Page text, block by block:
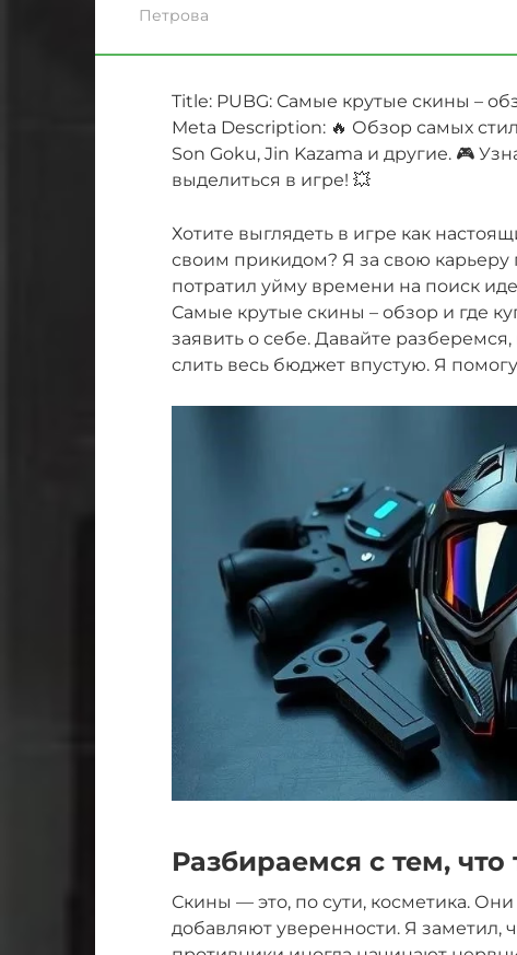
Петрова
Title: PUBG: Самые крутые скины –
Meta Description: 🔥 Обзор самых
Son Goku, Jin Kazama и другие. 🎮
выделиться в игре! 💥
Хотите выглядеть в игре как
своим прикидом? Я за свою
потратил уйму времени на поиск
Самые крутые скины – обзор и где
заявить о себе. Давайте
слить весь бюджет впустую. Я
Разбираемся с тем,
Скины — это, по сути, косметика.
добавляют уверенности. Я заметил,